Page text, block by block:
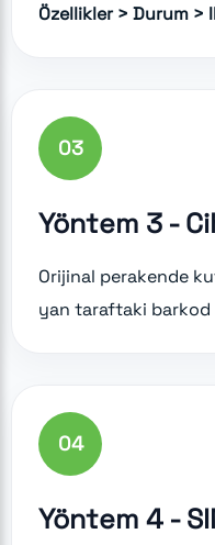
Özellikler > Durum >
03
Yöntem 3 -
Orijinal perakende
yan taraftaki barkod
04
Yöntem 4 -